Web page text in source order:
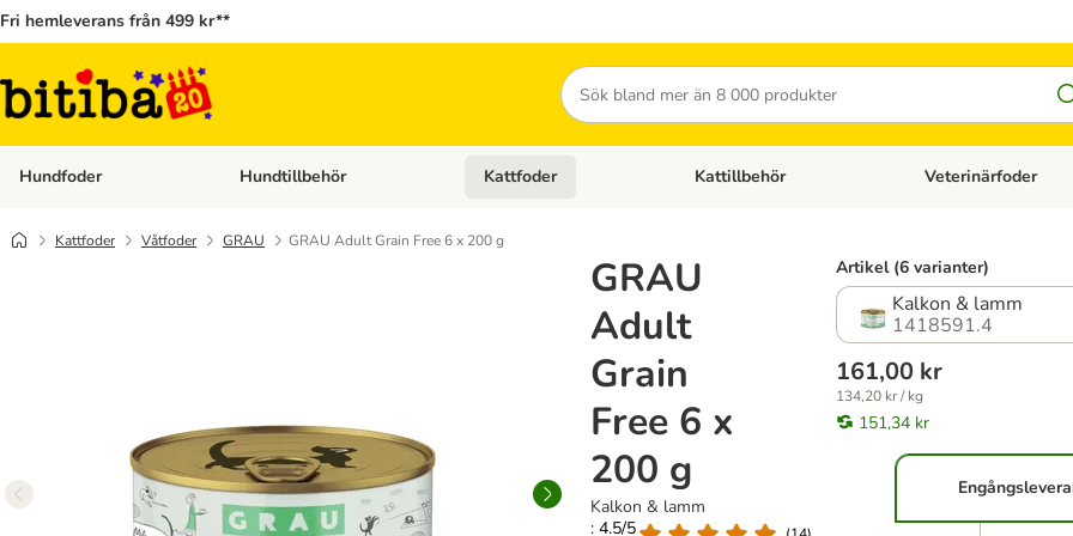
Fri hemleverans från 499 kr**
Sök
Hundfoder Open category menu: Hundfoder
Hundtillbehör Open category menu: Hundtillbehör
Kattfoder Open category menu: Kattfoder
Kattillbehör Open category menu:
Veterinärfoder
Kattfoder Våtfoder GRAU GRAU Adult Grain Free 6 x 200 g
GRAU
Adult
Grain
Free 6 x
200 g
Kalkon & lamm
: 4.5/5
Artikel (6 varianter)
Kalkon & lamm
1418591.4
161,00 kr
134,20 kr / kg
151,34 kr